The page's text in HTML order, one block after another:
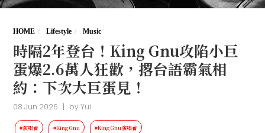
HOME Lifestyle Music
時隔2年登台！King Gnu攻陷小巨
蛋爆2.6萬人狂歡，撂台語霸氣相
約：下次大巨蛋見！
08 Jun 2026 | byYui
#演唱會 #King Gnu #King Gnu演唱會